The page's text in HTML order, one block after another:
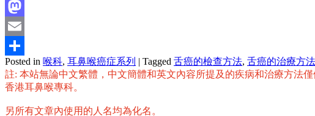
Facebook
Mastodon
Email
分
享
Posted in 喉科, 耳鼻喉癌症系列 | Tagged 舌癌的檢查方法, 舌癌的治療方法
註: 本站無論中文繁體，中文簡體和英文內容所提及的疾病和治療方法
香港耳鼻喉專科。
另所有文章內使用的人名均為化名。